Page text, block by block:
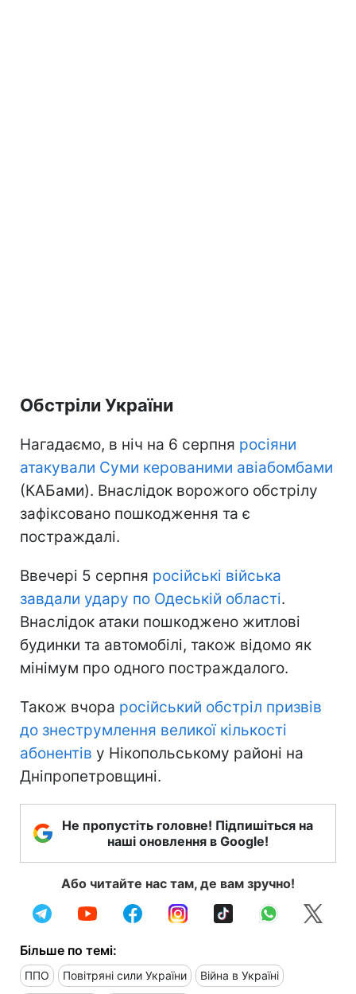
Обстріли України
Нагадаємо, в ніч на 6 серпня росіяни
атакували Суми керованими авіабомбами
(КАБами). Внаслідок ворожого обстрілу
зафіксовано пошкодження та є
постраждалі.
Ввечері 5 серпня російські війська
завдали удару по Одеській області.
Внаслідок атаки пошкоджено житлові
будинки та автомобілі, також відомо як
мінімум про одного постраждалого.
Також вчора російський обстріл призвів
до знеструмлення великої кількості
абонентів у Нікопольському районі на
Дніпропетровщині.
Не пропустіть головне! Підпишіться на
наші оновлення в Google!
Або читайте нас там, де вам зручно!
Більше по темі:
ППО Повітряні сили України Війна в Україні